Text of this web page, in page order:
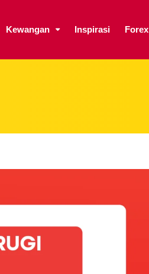
Kewangan Inspirasi Forex